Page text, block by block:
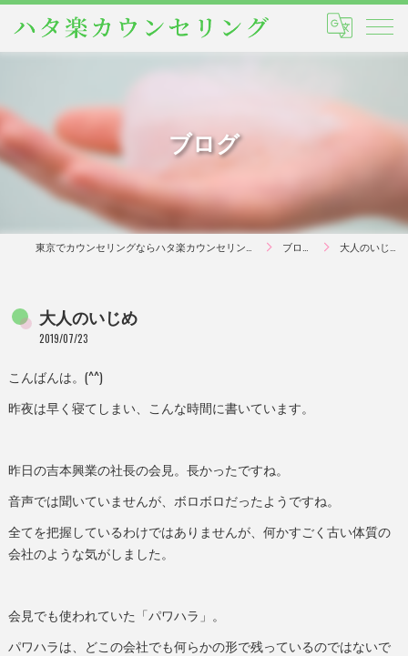
ブログ
ブログ 大人のいじめ
大人のいじめ
2019/07/23
こんばんは。(^^)
昨夜は早く寝てしまい、こんな時間に書いています。
昨日の吉本興業の社長の会見。長かったですね。
音声では聞いていませんが、ボロボロだったようですね。
全てを把握しているわけではありませんが、何かすごく古い体質の
会社のような気がしました。
会見でも使われていた「パワハラ」。
パワハラは、どこの会社でも何らかの形で残っているのではないで